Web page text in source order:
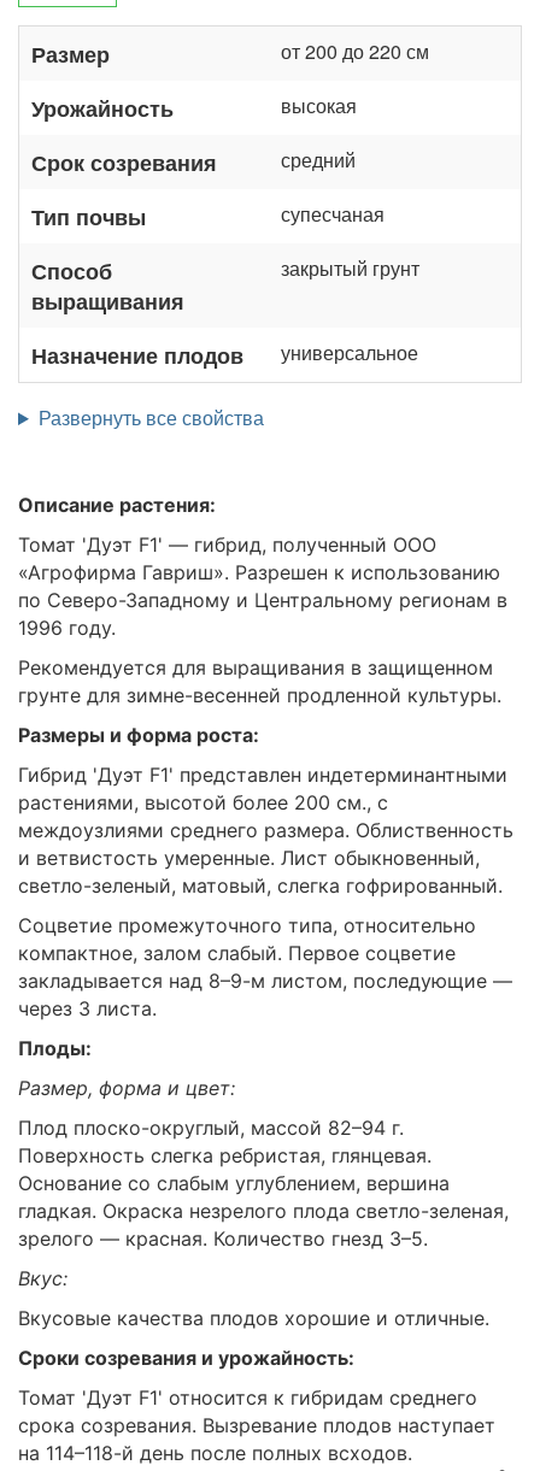
Размер от 200 до 220 см
Урожайность высокая
Срок созревания средний
Тип почвы супесчаная
Способ
выращивания
закрытый грунт
Назначение плодов универсальное
Развернуть все свойства
Описание растения:
Томат 'Дуэт F1' — гибрид, полученный ООО
«Агрофирма Гавриш». Разрешен к использованию
по Северо-Западному и Центральному регионам в
1996 году.
Рекомендуется для выращивания в защищенном
грунте для зимне-весенней продленной культуры.
Размеры и форма роста:
Гибрид 'Дуэт F1' представлен индетерминантными
растениями, высотой более 200 см., с
междоузлиями среднего размера. Облиственность
и ветвистость умеренные. Лист обыкновенный,
светло-зеленый, матовый, слегка гофрированный.
Соцветие промежуточного типа, относительно
компактное, залом слабый. Первое соцветие
закладывается над 8–9-м листом, последующие —
через 3 листа.
Плоды:
Размер, форма и цвет:
Плод плоско-округлый, массой 82–94 г.
Поверхность слегка ребристая, глянцевая.
Основание со слабым углублением, вершина
гладкая. Окраска незрелого плода светло-зеленая,
зрелого — красная. Количество гнезд 3–5.
Вкус:
Вкусовые качества плодов хорошие и отличные.
Сроки созревания и урожайность:
Томат 'Дуэт F1' относится к гибридам среднего
срока созревания. Вызревание плодов наступает
на 114–118-й день после полных всходов.